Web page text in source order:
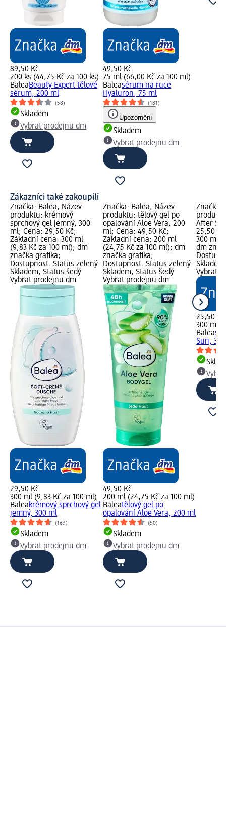
89,50 Kč
200 ks (44,75 Kč za 100 ks)
BaleaBeauty Expert tělové
sérum, 200 ml
(58)
Skladem
Vybrat prodejnu dm
49,50 Kč
75 ml (66,00 Kč za 100 ml)
Baleasérum na ruce
Hyaluron, 75 ml
(181)
Upozornění
Skladem
Vybrat prodejnu dm
Zákazníci také zakoupili
Značka: Balea; Název
produktu: krémový
sprchový gel jemný, 300
ml; Cena: 29,50 Kč;
Základní cena: 300 ml
(9,83 Kč za 100 ml); dm
značka grafika;
Dostupnost: Status zelený
Skladem, Status šedý
Vybrat prodejnu dm
29,50 Kč
300 ml (9,83 Kč za 100 ml)
Baleakrémový sprchový gel
jemný, 300 ml
(163)
Skladem
Vybrat prodejnu dm
Značka: Balea; Název
produktu: tělový gel po
opalování Aloe Vera, 200
ml; Cena: 49,50 Kč;
Základní cena: 200 ml
(24,75 Kč za 100 ml); dm
značka grafika;
Dostupnost: Status zelený
Skladem, Status šedý
Vybrat prodejnu dm
49,50 Kč
200 ml (24,75 Kč za 100 ml)
Baleatělový gel po
opalování Aloe Vera, 200 ml
(50)
Skladem
Vybrat prodejnu dm
Značka:
After
25,50
300 ml
dm
Vybrat
25,50 Kč
300 ml
Balea
Sun,